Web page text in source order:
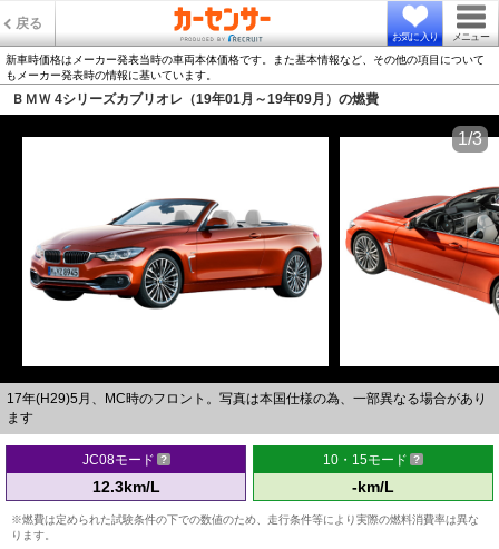
戻る
お気に入り メニュー
新車時価格はメーカー発表当時の車両本体価格です。また基本情報など、その他の項目について
もメーカー発表時の情報に基いています。
ＢＭＷ 4シリーズカブリオレ（19年01月～19年09月）の燃費
17年(H29)5月、MC時のフロント。写真は本国仕様の為、一部異なる場合があり
ます
1/3
JC08モード
12.3km/L
10・15モード
-km/L
※燃費は定められた試験条件の下での数値のため、走行条件等により実際の燃料消費率は異な
ります。